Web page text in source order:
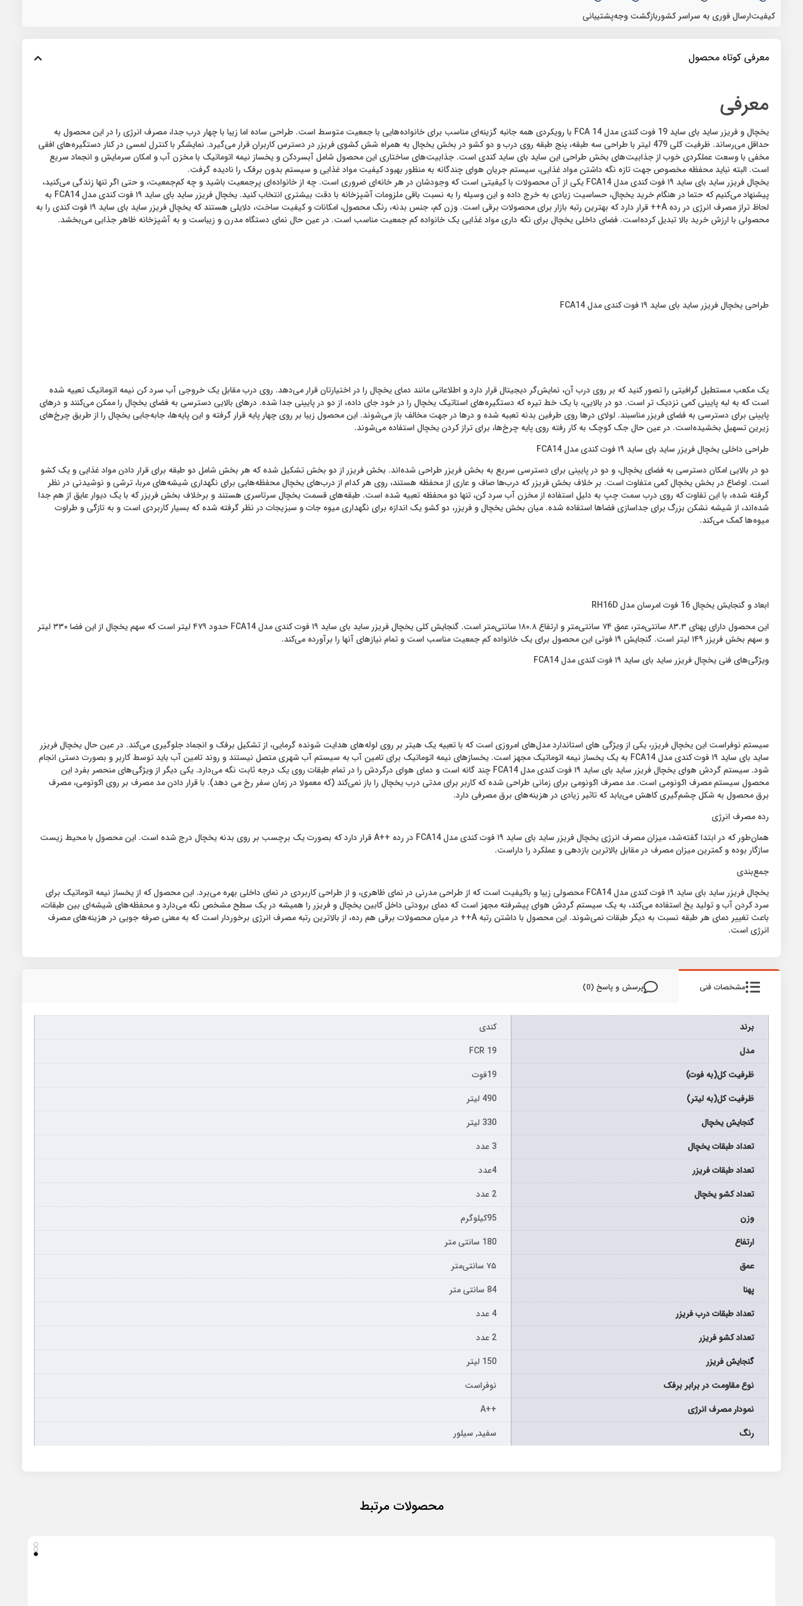
کیفیتارسال فوری به سراسر کشوربازگشت وجهپشتیبانی
معرفی کوتاه محصول
معرفی
یخچال و فریزر ساید بای ساید 19 فوت کندی مدل FCA 14 با رویکردی همه جانبه گزینه‌ای مناسب برای خانواده‌هایی با جمعیت متوسط است. طراحی ساده اما زیبا با چهار درب جدا، مصرف انرژی را در این محصول به
حداقل می‌رساند. ظرفیت کلی 479 لیتر با طراحی سه طبقه، پنج طبقه روی درب و دو کشو در بخش یخچال به همراه شش کشوی فریزر در دسترس کاربران قرار می‌گیرد. نمایشگر با کنترل لمسی در کنار دستگیره‌های افقی
مخفی با وسعت عملکردی خوب از جذابیت‌های بخش طراحی این ساید بای ساید کندی است. جذابیت‌های ساختاری این محصول شامل آبسردکن و یخساز نیمه اتوماتیک با مخزن آب و امکان سرمایش و انجماد سریع
است. البته نباید محفظه مخصوص جهت تازه نگه داشتن مواد غذایی، سیستم جریان هوای چندگانه به منظور بهبود کیفیت مواد غذایی و سیستم بدون برفک را نادیده گرفت.
یخچال فریزر ساید بای ساید ۱۹ فوت کندی مدل FCA14 یکی از آن محصولات با کیفیتی است که وجودشان در هر خانه‌ای ضروری است. چه از خانواده‌ای پرجمعیت باشید و چه کم‌جمعیت، و حتی اگر تنها زندگی می‌کنید،
پیشنهاد می‌کنیم که حتما در هنگام خرید یخچال، حساسیت زیادی به خرج داده و این وسیله را به نسبت باقی ملزومات آشپزخانه با دقت بیشتری انتخاب کنید. یخچال فریزر ساید بای ساید ۱۹ فوت کندی مدل FCA14 به
لحاظ تراز مصرف انرژی در رده A++ قرار دارد که بهترین رتبه بازار برای محصولات برقی است. وزن کم، جنس بدنه، رنگ محصول، امکانات و کیفیت ساخت، دلایلی هستند که یخچال فریزر ساید بای ساید ۱۹ فوت کندی را به
محصولی با ارزش خرید بالا تبدیل کرده‌است. فضای داخلی یخچال برای نگه داری مواد غذایی یک خانواده کم جمعیت مناسب است. در عین حال نمای دستگاه مدرن و زیباست و به آشپزخانه ظاهر جذابی می‌بخشد.
طراحی یخچال فریزر ساید بای ساید ۱۹ فوت کندی مدل FCA14
یک مکعب مستطیل گرافیتی را تصور کنید که بر روی درب آن، نمایش‌گر دیجیتال قرار دارد و اطلاعاتی مانند دمای یخچال را در اختیارتان قرار می‌دهد. روی درب مقابل یک خروجی آب سرد کن نیمه اتوماتیک تعبیه شده
است که به لبه پایینی کمی نزدیک تر است. دو در بالایی، با یک خط تیره که دستگیره‌های استاتیک یخچال را در خود جای داده، از دو در پایینی جدا شده. درهای بالایی دسترسی به فضای یخچال را ممکن می‌کنند و درهای
پایینی برای دسترسی به فضای فریزر مناسبند. لولای درها روی طرفین بدنه تعبیه شده و درها در جهت مخالف باز می‌شوند. این محصول زیبا بر روی چهار پایه قرار گرفته و این پایه‌ها، جابه‌جایی یخچال را از طریق چرخ‌های
زیرین تسهیل بخشیده‌است. در عین حال جک کوچک به کار رفته روی پایه چرخ‌ها، برای تراز کردن یخچال استفاده می‌شوند.
طراحی داخلی یخچال فریزر ساید بای ساید ۱۹ فوت کندی مدل FCA14
دو در بالایی امکان دسترسی به فضای یخچال، و دو در پایینی برای دسترسی سریع به بخش فریزر طراحی شده‌اند. بخش فریزر از دو بخش تشکیل شده که هر بخش شامل دو طبقه برای قرار دادن مواد غذایی و یک کشو
است. اوضاع در بخش یخچال کمی متفاوت است. بر خلاف بخش فریزر که درب‌ها صاف و عاری از محفظه هستند، روی هر کدام از درب‌های یخچال محفظه‌هایی برای نگهداری شیشه‌های مربا، ترشی و نوشیدنی در نظر
گرفته شده، با این تفاوت که روی درب سمت چپ به دلیل استفاده از مخزن آب سرد کن، تنها دو محفظه تعبیه شده است. طبقه‌های قسمت یخچال سرتاسری هستند و برخلاف بخش فریزر که با یک دیوار عایق از هم جدا
شده‌اند، از شیشه نشکن بزرگ برای جداسازی فضاها استفاده شده. میان بخش یخچال و فریزر، دو کشو یک اندازه برای نگهداری میوه جات و سبزیجات در نظر گرفته شده که بسیار کاربردی است و به تازگی و طراوت
میوه‌ها کمک می‌کند.
ابعاد و گنجایش یخچال 16 فوت امرسان مدل RH16D
این محصول دارای پهنای ۸۳.۳ سانتی‌متر، عمق ۷۴ سانتی‌متر و ارتفاع ۱۸۰.۸ سانتی‌متر است. گنجایش کلی یخچال فریزر ساید بای ساید ۱۹ فوت کندی مدل FCA14 حدود ۴۷۹ لیتر است که سهم یخچال از این فضا ۳۳۰ لیتر
و سهم بخش فریزر ۱۴۹ لیتر است. گنجایش ۱۹ فوتی این محصول برای یک خانواده کم جمعیت مناسب است و تمام نیازهای آنها را برآورده می‌کند.
ویژگی‌های فنی یخچال فریزر ساید بای ساید ۱۹ فوت کندی مدل FCA14
سیستم نوفراست این یخچال فریزر، یکی از ویژگی های استاندارد مدل‌های امروزی است که با تعبیه یک هیتر بر روی لوله‌های هدایت شونده گرمایی، از تشکیل برفک و انجماد جلوگیری می‌کند. در عین حال یخچال فریزر
ساید بای ساید ۱۹ فوت کندی مدل FCA14 به یک یخساز نیمه اتوماتیک مجهز است. یخساز‌های نیمه اتوماتیک برای تامین آب به سیستم آب شهری متصل نیستند و روند تامین آب باید توسط کاربر و بصورت دستی انجام
شود. سیستم گردش هوای یخچال فریزر ساید بای ساید ۱۹ فوت کندی مدل FCA14 چند گانه است و دمای هوای درگردش را در تمام طبقات روی یک درجه ثابت نگه می‌دارد. یکی دیگر از ویژگی‌های منحصر بفرد این
محصول سیستم مصرف اکونومی است. مد مصرف اکونومی برای زمانی طراحی شده که کاربر برای مدتی درب یخچال را باز نمی‌کند (که معمولا در زمان سفر رخ می دهد). با قرار دادن مد مصرف بر روی اکونومی، مصرف
برق محصول به شکل چشم‌گیری کاهش می‌یابد که تاثیر زیادی در هزینه‌های برق مصرفی دارد.
رده مصرف انرژی
همان‌طور که در ابتدا گفته‌شد، میزان مصرف انرژی یخچال فریزر ساید بای ساید ۱۹ فوت کندی مدل FCA14 در رده ++A قرار دارد که بصورت یک برچسب بر روی بدنه یخچال درج شده است. این محصول با محیط زیست
سازگار بوده و کمترین میزان مصرف در مقابل بالاترین بازدهی و عملکرد را داراست.
جمع‌بندی
یخچال فریزر ساید بای ساید ۱۹ فوت کندی مدل FCA14 محصولی زیبا و باکیفیت است که از طراحی مدرنی در نمای ظاهری، و از طراحی کاربردی در نمای داخلی بهره می‌برد. این محصول که از یخساز نیمه اتوماتیک برای
سرد کردن آب و تولید یخ استفاده می‌کند، به یک سیستم گردش هوای پیشرفته مجهز است که دمای برودتی داخل کابین یخچال و فریزر را همیشه در یک سطح مشخص نگه می‌دارد و محفظه‌های شیشه‌ای بین طبقات،
باعث تغییر دمای هر طبقه نسبت به دیگر طبقات نمی‌شوند. این محصول با داشتن رتبه A++ در میان محصولات برقی هم رده، از بالاترین رتبه مصرف انرژی برخوردار است که به معنی صرفه جویی در هزینه‌های مصرف
انرژی است.
مشخصات فنی پرسش و پاسخ (0)
برند
کندی
مدل
FCR 19
ظرفیت کل(به فوت)
19فوت
ظرفیت کل(به لیتر)
490 لیتر
گنجایش یخچال
330 لیتر
تعداد طبقات یخچال
3 عدد
تعداد طبقات فریزر
4عدد
تعداد کشو یخچال
2 عدد
وزن
95کیلوگرم
ارتفاع
180 سانتی متر
عمق
۷۵ سانتی‌متر
پهنا
84 سانتی متر
تعداد طبقات درب فریزر
4 عدد
تعداد کشو فریزر
2 عدد
گنجایش فریزر
150 لیتر
نوع مقاومت در برابر برفک
نوفراست
نمودار مصرف انرژی
++A
رنگ
سفید, سیلور
محصولات مرتبط